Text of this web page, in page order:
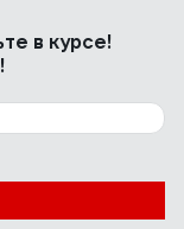
в курсе!